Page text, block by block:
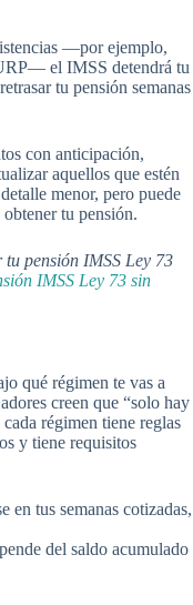
—por ejemplo,
el IMSS detendrá tu
tu pensión semanas
con anticipación,
aquellos que estén
menor, pero puede
tu pensión.
pensión IMSS Ley 73
IMSS Ley 73 sin
qué régimen te vas a
creen que “solo hay
régimen tiene reglas
y tiene requisitos
en tus semanas cotizadas,
del saldo acumulado